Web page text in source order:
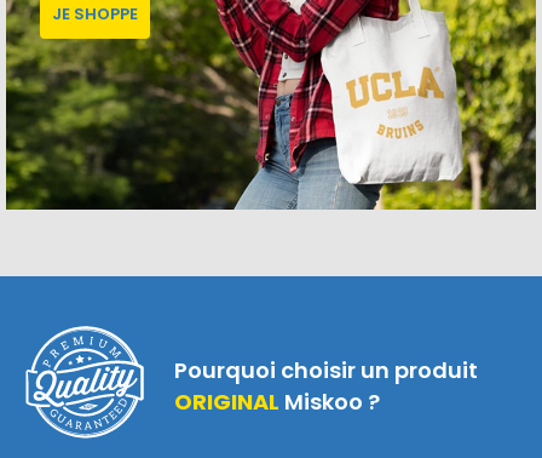
JE SHOPPE
Pourquoi choisir un produit
ORIGINAL Miskoo ?